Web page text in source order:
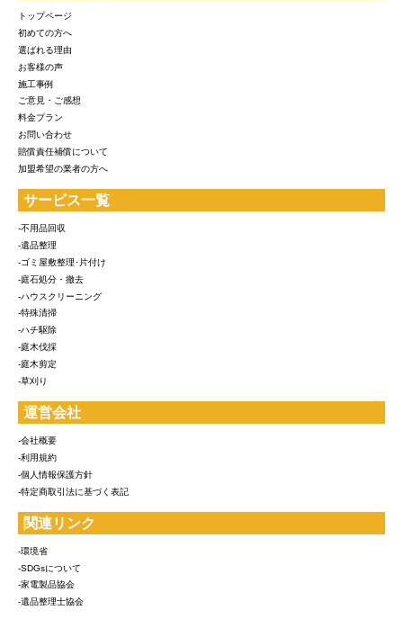
トップページ
初めての方へ
選ばれる理由
お客様の声
施工事例
ご意見・ご感想
料金プラン
お問い合わせ
賠償責任補償について
加盟希望の業者の方へ
サービス一覧
-不用品回収
-遺品整理
-ゴミ屋敷整理･片付け
-庭石処分・撤去
-ハウスクリーニング
-特殊清掃
-ハチ駆除
-庭木伐採
-庭木剪定
-草刈り
運営会社
-会社概要
-利用規約
-個人情報保護方針
-特定商取引法に基づく表記
関連リンク
-環境省
-SDGsについて
-家電製品協会
-遺品整理士協会